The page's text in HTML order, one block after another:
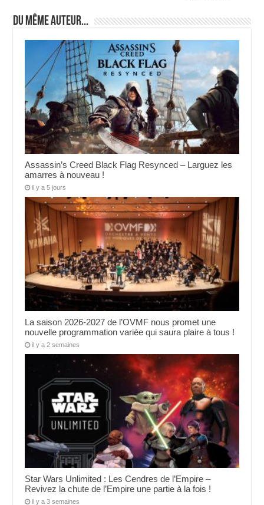
Du même auteur...
Assassin’s Creed Black Flag Resynced – Larguez les
amarres à nouveau !
il y a 5 jours
La saison 2026-2027 de l’OVMF nous promet une
nouvelle programmation variée qui saura plaire à tous !
il y a 2 semaines
Star Wars Unlimited : Les Cendres de l’Empire –
Revivez la chute de l’Empire une partie à la fois !
il y a 3 semaines